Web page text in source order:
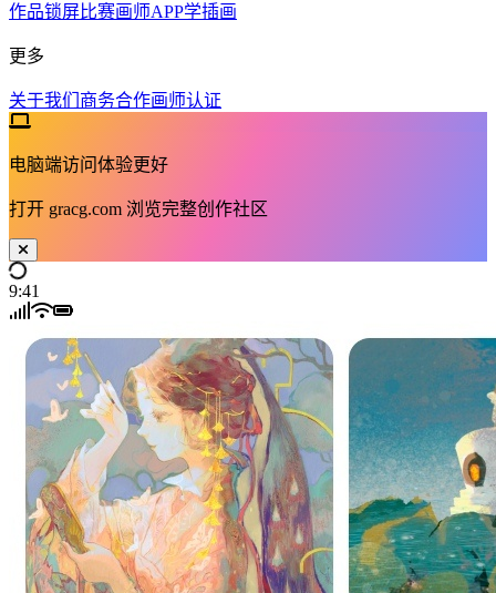
作品锁屏比赛画师APP学插画
更多
关于我们 商务合作画师认证
电脑端访问体验更好
打开 gracg.com 浏览完整创作社区
9:41